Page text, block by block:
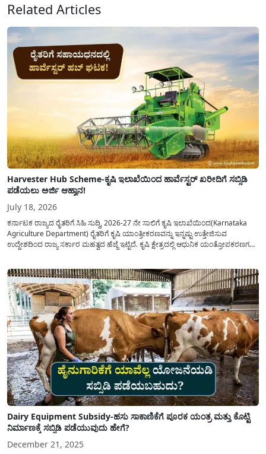
Related Articles
Harvester Hub Scheme-ಕೃಷಿ ಇಲಾಖೆಯಿಂದ ಹಾರ್ವೆಸ್ಟರ್ ಖರೀದಿಗೆ ಸಬ್ಸಿಡಿ
ಪಡೆಯಲು ಅರ್ಜಿ ಆಹ್ವಾನ!
July 18, 2026
ಕರ್ನಾಟಕ ರಾಜ್ಯದ ರೈತರಿಗೆ ಸಿಹಿ ಸುದ್ದಿ, 2026-27 ನೇ ಸಾಲಿಗೆ ಕೃಷಿ ಇಲಾಖೆಯಿಂದ(Karnataka
Agriculture Department) ರೈತರಿಗೆ ಕೃಷಿ ಯಾಂತ್ರೀಕರಣವನ್ನು ಇನ್ನಷ್ಟು ಉತ್ತೇಜಿಸುವ
ಉದ್ದೇಶದಿಂದ ರಾಜ್ಯ ಸರ್ಕಾರ ಮಹತ್ವದ ಹೆಜ್ಜೆ ಇಟ್ಟಿದೆ. ಕೃಷಿ ಕ್ಷೇತ್ರದಲ್ಲಿ ಆಧುನಿಕ ಯಂತ್ರೋಪಕರಣಗಳ
Dairy Equipment Subsidy-ಹಸು ಸಾಕಾಣಿಕೆಗೆ ಪೂರಕ ಯಂತ್ರ ಮತ್ತು ಕೊಟ್ಟಿ
ನಿರ್ಮಾಣಕ್ಕೆ ಸಬ್ಸಿಡಿ ಪಡೆಯುವುದು ಹೇಗೆ?
December 21, 2025